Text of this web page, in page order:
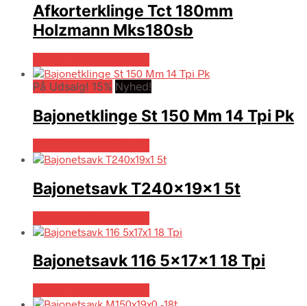
Afkorterklinge Tct 180mm
Holzmann Mks180sb
På Udsalg! 15% Nyhed!
Bajonetklinge St 150 Mm 14 Tpi Pk
Bajonetsavk T240x19x1 5t
Bajonetsavk 116 5x17x1 18 Tpi